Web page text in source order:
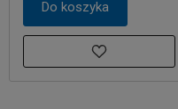
Do koszyka